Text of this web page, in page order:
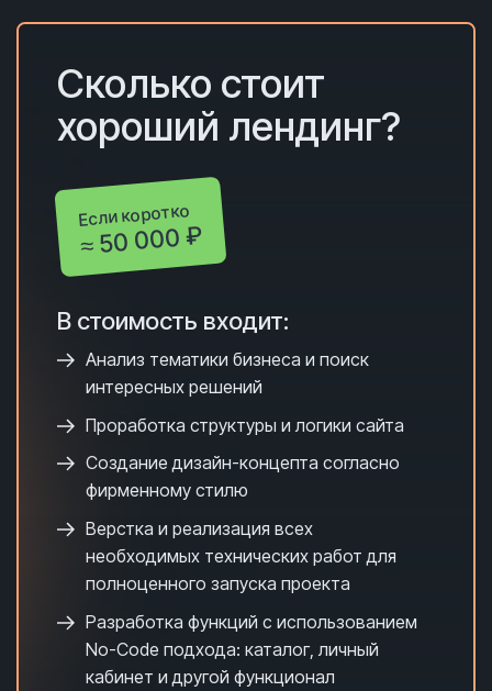
Сколько стоит
хороший лендинг?
Если коротко
≈ 50 000 ₽
В стоимость входит:
Анализ тематики бизнеса и поиск
интересных решений
Проработка структуры и логики сайта
Создание дизайн-концепта согласно
фирменному стилю
Верстка и реализация всех
необходимых технических работ для
полноценного запуска проекта
Разработка функций с использованием
No-Code подхода: каталог, личный
кабинет и другой функционал